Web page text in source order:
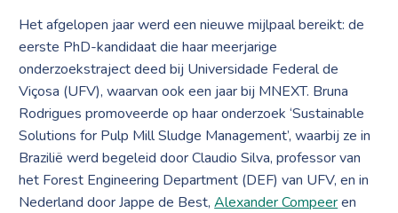
Het afgelopen jaar werd een nieuwe mijlpaal bereikt: de
eerste PhD-kandidaat die haar meerjarige
onderzoekstraject deed bij Universidade Federal de
Viçosa (UFV), waarvan ook een jaar bij MNEXT. Bruna
Rodrigues promoveerde op haar onderzoek ‘Sustainable
Solutions for Pulp Mill Sludge Management’, waarbij ze in
Brazilië werd begeleid door Claudio Silva, professor van
het Forest Engineering Department (DEF) van UFV, en in
Nederland door Jappe de Best,Alexander Compeeren